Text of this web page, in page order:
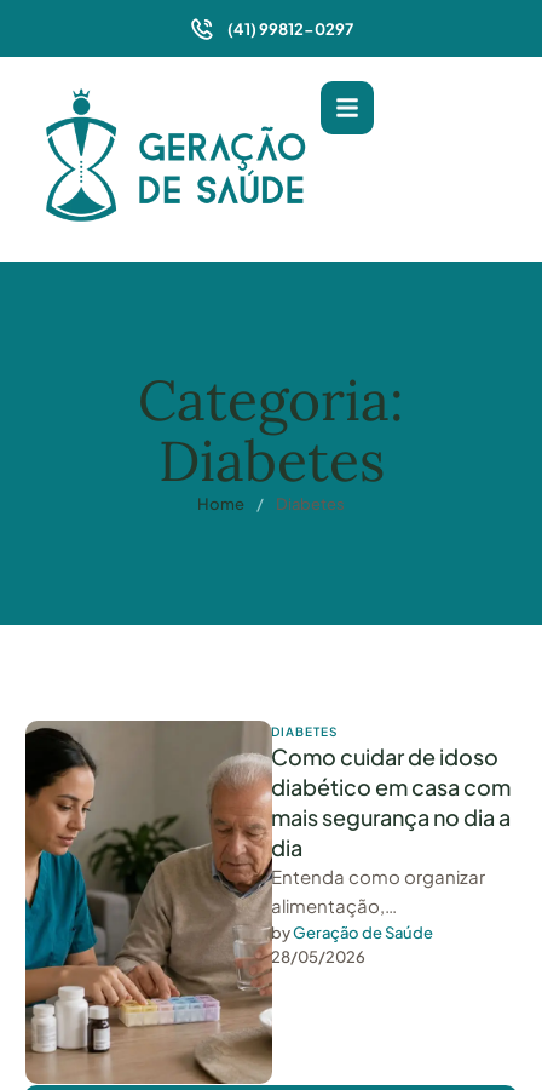
(41) 99812-0297
Categoria:
Diabetes
Home / Diabetes
DIABETES
Como cuidar de idoso
diabético em casa com
mais segurança no dia a
dia
Entenda como organizar
alimentação,
medicamentos, hidratação
e sinais de alerta no cuidado
diário com o idoso
diabético em …
by Geração de Saúde
28/05/2026